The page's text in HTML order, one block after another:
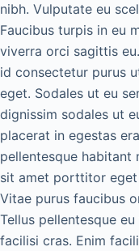
nibh. Vulputate eu
Faucibus turpis in eu
viverra orci sagittis
id consectetur purus
eget. Sodales ut eu
dignissim sodales ut
placerat in egestas
pellentesque habitant
sit amet porttitor
Vitae purus faucibus
Tellus pellentesque
facilisi cras. Enim